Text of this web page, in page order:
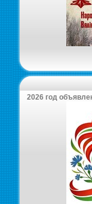
2026 год